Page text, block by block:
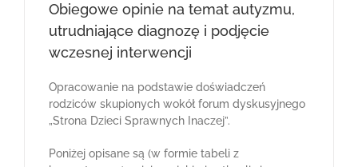
Obiegowe opinie na temat autyzmu,
utrudniające diagnozę i podjęcie
wczesnej interwencji
Opracowanie na podstawie doświadczeń
rodziców skupionych wokół forum dyskusyjnego
„Strona Dzieci Sprawnych Inaczej”.
Poniżej opisane są (w formie tabeli z